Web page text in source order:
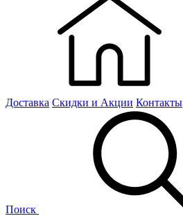
Доставка Скидки и Акции Контакты
Поиск